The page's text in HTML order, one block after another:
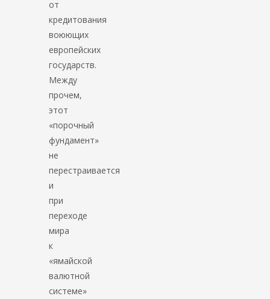
от
кредитования
воюющих
европейских
государств.
Между
прочем,
этот
«порочный
фундамент»
не
перестраивается
и
при
переходе
мира
к
«ямайской
валютной
системе»